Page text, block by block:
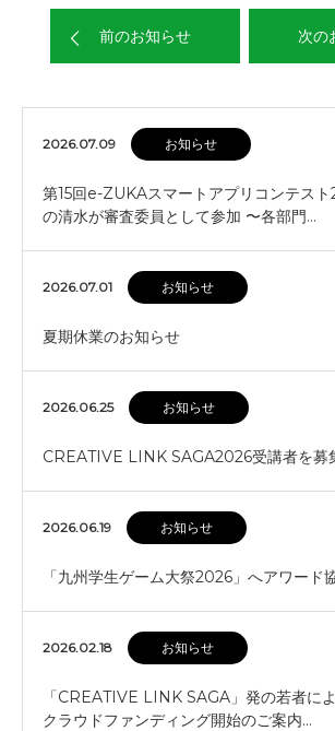
前のお知らせ 次の
2026.07.09 お知らせ
第15回e-ZUKAスマートアプリコンテス
の清水が審査委員として参加 〜各部門…
2026.07.01 お知らせ
夏期休業のお知らせ
2026.06.25 お知らせ
CREATIVE LINK SAGA2026受講者を募
2026.06.19 お知らせ
「九州学生ゲーム大祭2026」へアワード
2026.02.18 お知らせ
「CREATIVE LINK SAGA」発の若者によ
クラウドファンディング開始のご案内…